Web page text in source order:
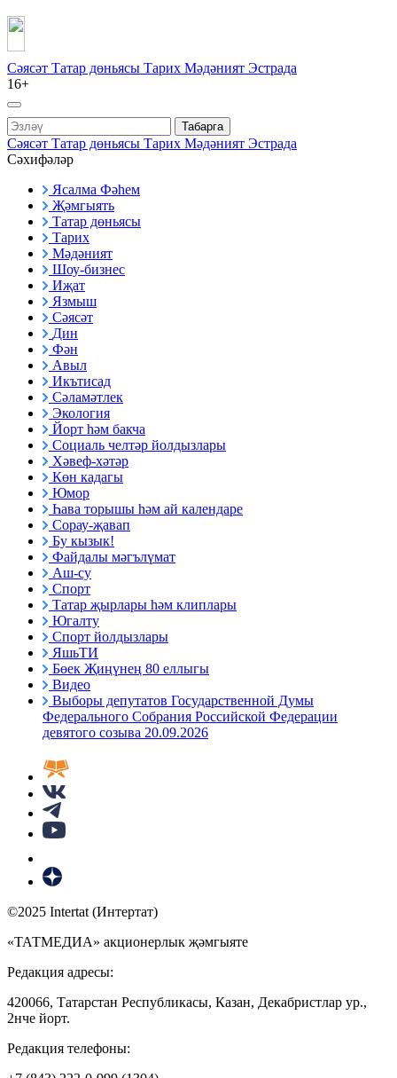
Сәясәт Татар дөньясы Тарих Мәдәният Эстрада
16+
Табарга
Сәясәт Татар дөньясы Тарих Мәдәният Эстрада
Сәхифәләр
Ясалма Фәһем
Җәмгыять
Татар дөньясы
Тарих
Мәдәният
Шоу-бизнес
Иҗат
Язмыш
Сәясәт
Дин
Фән
Авыл
Икътисад
Сәламәтлек
Экология
Йорт һәм бакча
Социаль челтәр йолдызлары
Хәвеф-хәтәр
Көн кадагы
Юмор
Һава торышы һәм ай календаре
Сорау-җавап
Бу кызык!
Файдалы мәгълүмат
Аш-су
Спорт
Татар җырлары һәм клиплары
Югалту
Спорт йолдызлары
ЯшьТИ
Бөек Җиңүнең 80 еллыгы
Видео
Выборы депутатов Государственной Думы
Федерального Собрания Российской Федерации
девятого созыва 20.09.2026
©2025 Intertat (Интертат)
«ТАТМЕДИА» акционерлык җәмгыяте
Редакция адресы:
420066, Татарстан Республикасы, Казан, Декабристлар ур.,
2нче йорт.
Редакция телефоны: